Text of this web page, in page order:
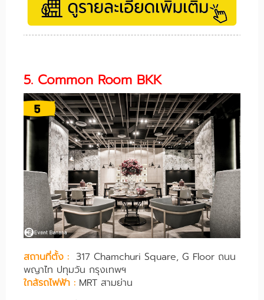
5. Common Room BKK
สถานที่ตั้ง : 317 Chamchuri Square, G Floor ถนน
พญาไท ปทุมวัน กรุงเทพฯ
ใกล้รถไฟฟ้า : MRT สามย่าน